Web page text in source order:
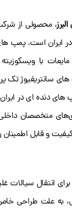
، محصولی از
ایران است. پمپ
با
سانتریفیوژ تک
های دنده ای در
متخصصان
و قابل اطمینان
برای انتقال سیالات
به علت طراحی